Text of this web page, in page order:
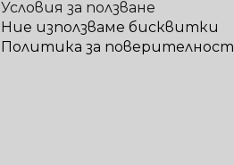
Условия за ползване
Ние използваме бисквитки
Политика за поверителност